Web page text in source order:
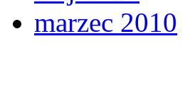
marzec 2010